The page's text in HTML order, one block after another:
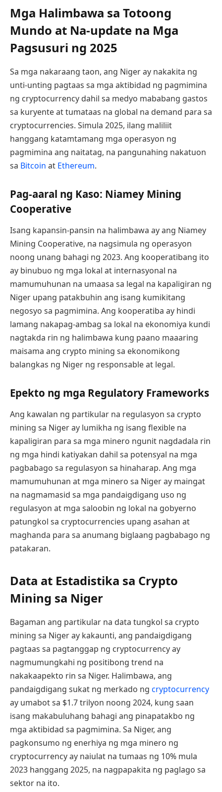
Mga Halimbawa sa Totoong
Mundo at Na-update na Mga
Pagsusuri ng 2025
Sa mga nakaraang taon, ang Niger ay nakakita ng
unti-unting pagtaas sa mga aktibidad ng pagmimina
ng cryptocurrency dahil sa medyo mababang gastos
sa kuryente at tumataas na global na demand para sa
cryptocurrencies. Simula 2025, ilang maliliit
hanggang katamtamang mga operasyon ng
pagmimina ang naitatag, na pangunahing nakatuon
sa Bitcoin at Ethereum.
Pag-aaral ng Kaso: Niamey Mining
Cooperative
Isang kapansin-pansin na halimbawa ay ang Niamey
Mining Cooperative, na nagsimula ng operasyon
noong unang bahagi ng 2023. Ang kooperatibang ito
ay binubuo ng mga lokal at internasyonal na
mamumuhunan na umaasa sa legal na kapaligiran ng
Niger upang patakbuhin ang isang kumikitang
negosyo sa pagmimina. Ang kooperatiba ay hindi
lamang nakapag-ambag sa lokal na ekonomiya kundi
nagtakda rin ng halimbawa kung paano maaaring
maisama ang crypto mining sa ekonomikong
balangkas ng Niger ng responsable at legal.
Epekto ng mga Regulatory Frameworks
Ang kawalan ng partikular na regulasyon sa crypto
mining sa Niger ay lumikha ng isang flexible na
kapaligiran para sa mga minero ngunit nagdadala rin
ng mga hindi katiyakan dahil sa potensyal na mga
pagbabago sa regulasyon sa hinaharap. Ang mga
mamumuhunan at mga minero sa Niger ay maingat
na nagmamasid sa mga pandaigdigang uso ng
regulasyon at mga saloobin ng lokal na gobyerno
patungkol sa cryptocurrencies upang asahan at
maghanda para sa anumang biglaang pagbabago ng
patakaran.
Data at Estadistika sa Crypto
Mining sa Niger
Bagaman ang partikular na data tungkol sa crypto
mining sa Niger ay kakaunti, ang pandaigdigang
pagtaas sa pagtanggap ng cryptocurrency ay
nagmumungkahi ng positibong trend na
nakakaapekto rin sa Niger. Halimbawa, ang
pandaigdigang sukat ng merkado ng cryptocurrency
ay umabot sa $1.7 trilyon noong 2024, kung saan
isang makabuluhang bahagi ang pinapatakbo ng
mga aktibidad sa pagmimina. Sa Niger, ang
pagkonsumo ng enerhiya ng mga minero ng
cryptocurrency ay naiulat na tumaas ng 10% mula
2023 hanggang 2025, na nagpapakita ng paglago sa
sektor na ito.